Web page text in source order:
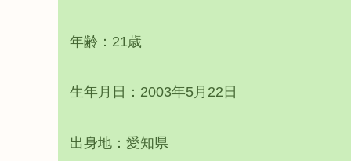
年齢：21歳
生年月日：2003年5月22日
出身地：愛知県